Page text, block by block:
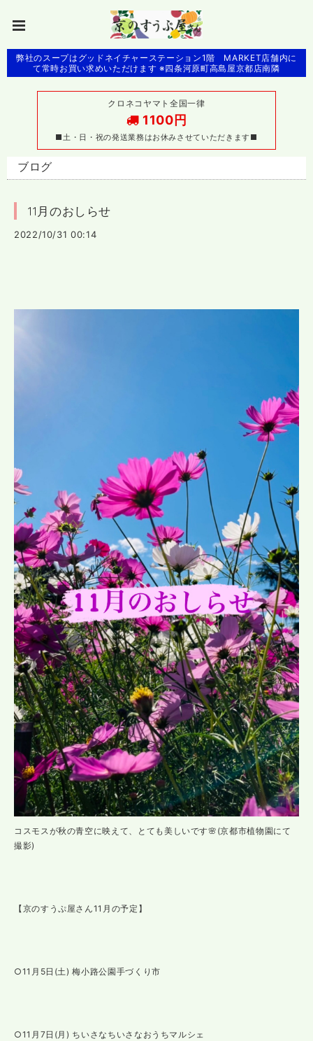
弊社のスープはグッドネイチャーステーション1階 MARKET店舗内に
て常時お買い求めいただけます ※四条河原町高島屋京都店南隣
クロネコヤマト全国一律
1100円
■土・日・祝の発送業務はお休みさせていただきます■
ブログ
11月のおしらせ
2022/10/31 00:14
コスモスが秋の青空に映えて、とても美しいです🌸(京都市植物園にて
撮影)
【京のすうぷ屋さん11月の予定】
○11月5日(土) 梅小路公園手づくり市
○11月7日(月) ちいさなちいさなおうちマルシェ